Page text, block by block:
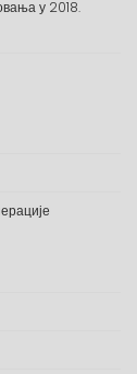
у 2018.